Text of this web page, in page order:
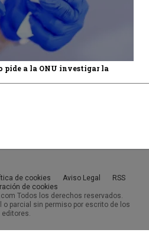
pide a la ONU investigar la
de cookies Aviso Legal
RSS
de cookies
Todos los derechos reservados.
o parcial sin permiso por escrito de los
editores.